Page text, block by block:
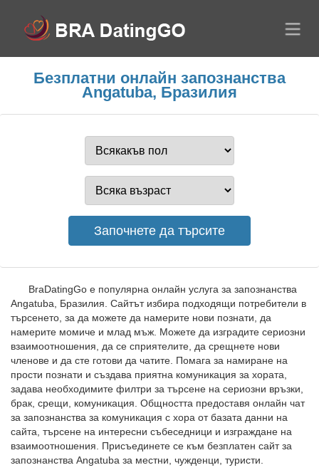
Безплатни онлайн запознанства
Angatuba, Бразилия
BraDatingGo е популярна онлайн услуга за запознанства
Angatuba, Бразилия. Сайтът избира подходящи потребители в
търсенето, за да можете да намерите нови познати, да
намерите момиче и млад мъж. Можете да изградите сериозни
взаимоотношения, да се сприятелите, да срещнете нови
членове и да сте готови да чатите. Помага за намиране на
прости познати и създава приятна комуникация за хората,
задава необходимите филтри за търсене на сериозни връзки,
брак, срещи, комуникация. Общността предоставя онлайн чат
за запознанства за комуникация с хора от базата данни на
сайта, търсене на интересни събеседници и изграждане на
взаимоотношения. Присъединете се към безплатен сайт за
запознанства Angatuba за местни, чужденци, туристи.